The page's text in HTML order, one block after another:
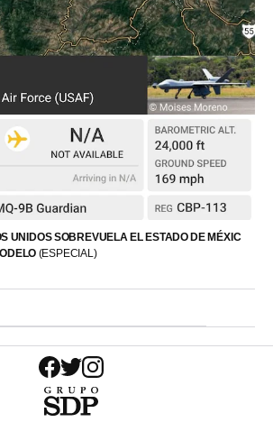
UNIDOS SOBREVUELA EL ESTADO DE MÉXIC
(ESPECIAL)